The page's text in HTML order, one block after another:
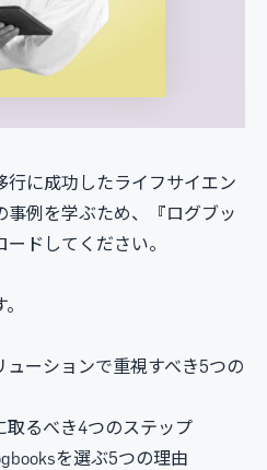
行に成功したライフサイエン
例を学ぶため、『ログブッ
ドしてください。
ューションで重視すべき5つの
取るべき4つのステップ
を選ぶ5つの理由